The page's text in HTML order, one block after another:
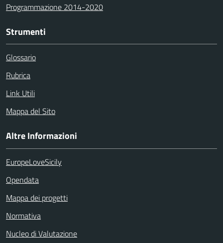
Programmazione 2014-2020
Strumenti
Glossario
Rubrica
Link Utili
Mappa del Sito
Altre Informazioni
EuropeLoveSicily
Opendata
Mappa dei progetti
Normativa
Nucleo di Valutazione